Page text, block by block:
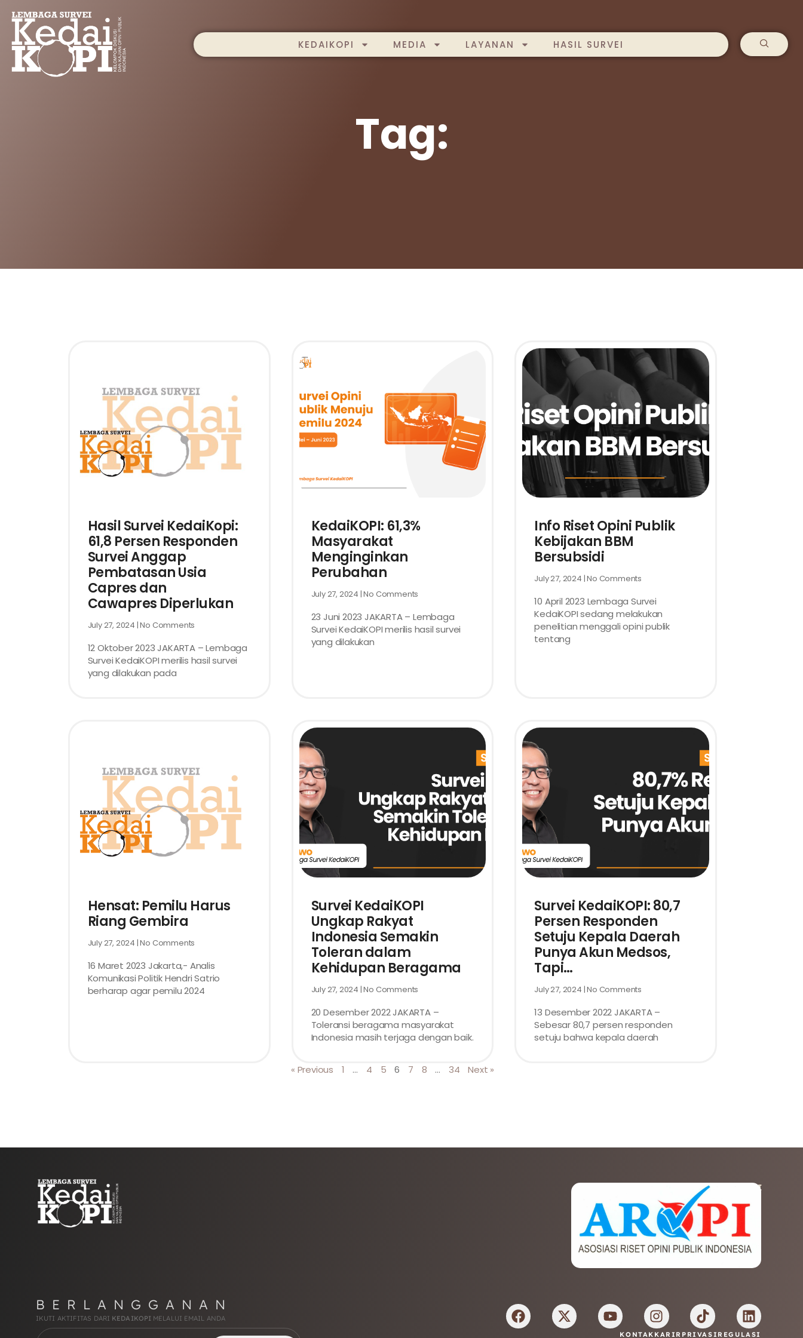
KEDAIKOPI MEDIA LAYANAN HASIL SURVEI
Tag:
Hasil Survei KedaiKopi:
61,8 Persen Responden
Survei Anggap
Pembatasan Usia
Capres dan
Cawapres Diperlukan
July 27, 2024 No Comments
12 Oktober 2023 JAKARTA – Lembaga
Survei KedaiKOPI merilis hasil survei
yang dilakukan pada
KedaiKOPI: 61,3%
Masyarakat
Menginginkan
Perubahan
July 27, 2024 No Comments
23 Juni 2023 JAKARTA – Lembaga
Survei KedaiKOPI merilis hasil survei
yang dilakukan
Info Riset Opini Publik
Kebijakan BBM
Bersubsidi
July 27, 2024 No Comments
10 April 2023 Lembaga Survei
KedaiKOPI sedang melakukan
penelitian menggali opini publik
tentang
Hensat: Pemilu Harus
Riang Gembira
July 27, 2024 No Comments
16 Maret 2023 Jakarta,- Analis
Komunikasi Politik Hendri Satrio
berharap agar pemilu 2024
Survei KedaiKOPI
Ungkap Rakyat
Indonesia Semakin
Toleran dalam
Kehidupan Beragama
July 27, 2024 No Comments
20 Desember 2022 JAKARTA –
Toleransi beragama masyarakat
Indonesia masih terjaga dengan baik.
Survei KedaiKOPI: 80,7
Persen Responden
Setuju Kepala Daerah
Punya Akun Medsos,
Tapi…
July 27, 2024 No Comments
13 Desember 2022 JAKARTA –
Sebesar 80,7 persen responden
setuju bahwa kepala daerah
« Previous 1 … 4 5 6 7 8 … 34 Next »
BERLANGGANAN
IKUTI AKTIFITAS DARI KEDAIKOPI MELALUI EMAIL ANDA
AFILIASI
KONTAK KARIR PRIVASI REGULASI